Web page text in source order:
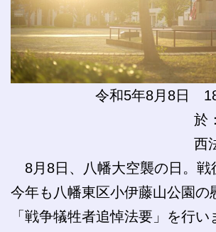
令和5年8月8日
於
西
8月8日、八幡大空襲の日。戦
今年も八幡東区小伊藤山公園の
「戦争犠牲者追悼法要」を行